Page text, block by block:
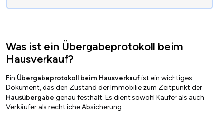
Was ist ein Übergabeprotokoll beim
Hausverkauf?
Ein Übergabeprotokoll beim Hausverkaufist ein wichtiges
Dokument, das den Zustand der Immobilie zum Zeitpunkt der
Hausübergabe genau festhält. Es dient sowohl Käufer als auch
Verkäufer als rechtliche Absicherung.